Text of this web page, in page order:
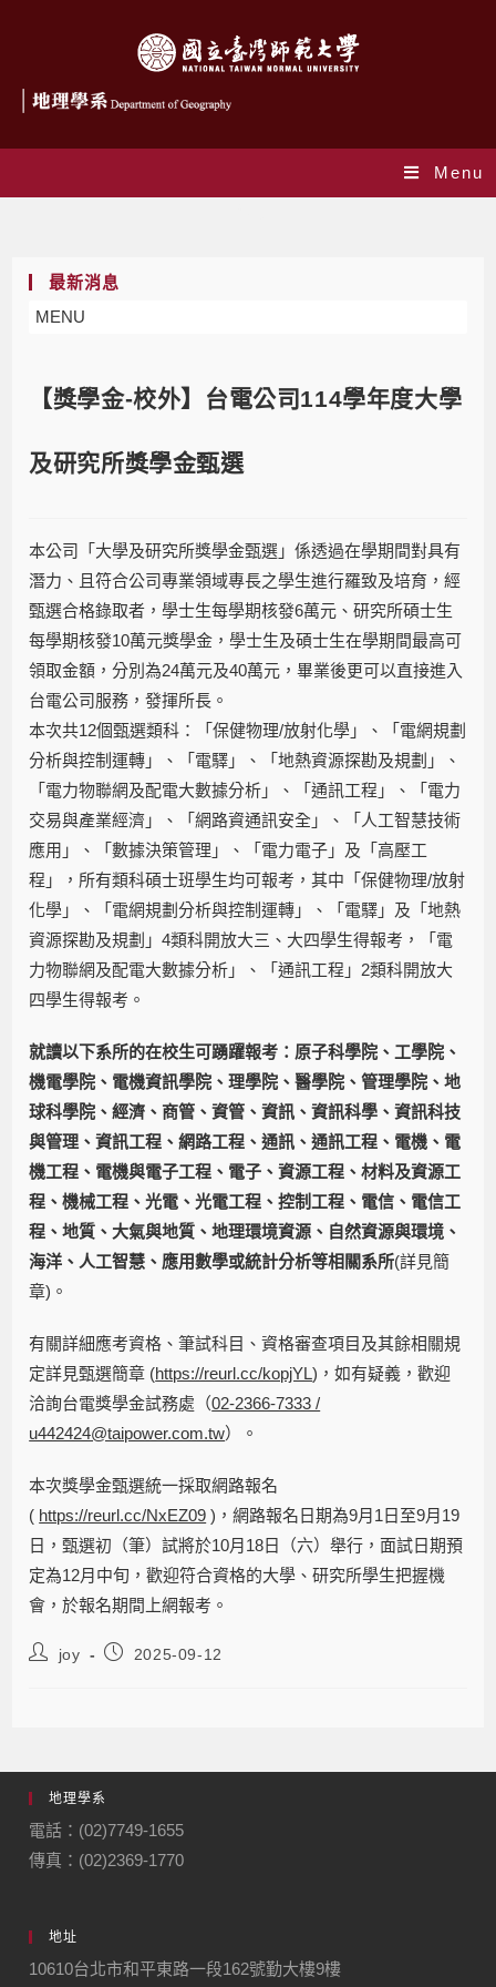
Menu
最新消息
MENU
【獎學金-校外】台電公司114學年度大學
及研究所獎學金甄選
本公司「大學及研究所獎學金甄選」係透過在學期間對具有
潛力、且符合公司專業領域專長之學生進行羅致及培育，經
甄選合格錄取者，學士生每學期核發6萬元、研究所碩士生
每學期核發10萬元獎學金，學士生及碩士生在學期間最高可
領取金額，分別為24萬元及40萬元，畢業後更可以直接進入
台電公司服務，發揮所長。
本次共12個甄選類科：「保健物理/放射化學」、「電網規劃
分析與控制運轉」、「電驛」、「地熱資源探勘及規劃」、
「電力物聯網及配電大數據分析」、「通訊工程」、「電力
交易與產業經濟」、「網路資通訊安全」、「人工智慧技術
應用」、「數據決策管理」、「電力電子」及「高壓工
程」，所有類科碩士班學生均可報考，其中「保健物理/放射
化學」、「電網規劃分析與控制運轉」、「電驛」及「地熱
資源探勘及規劃」4類科開放大三、大四學生得報考，「電
力物聯網及配電大數據分析」、「通訊工程」2類科開放大
四學生得報考。
就讀以下系所的在校生可踴躍報考：原子科學院、工學院、
機電學院、電機資訊學院、理學院、醫學院、管理學院、地
球科學院、經濟、商管、資管、資訊、資訊科學、資訊科技
與管理、資訊工程、網路工程、通訊、通訊工程、電機、電
機工程、電機與電子工程、電子、資源工程、材料及資源工
程、機械工程、光電、光電工程、控制工程、電信、電信工
程、地質、大氣與地質、地理環境資源、自然資源與環境、
海洋、人工智慧、應用數學或統計分析等相關系所(詳見簡
章)。
有關詳細應考資格、筆試科目、資格審查項目及其餘相關規
定詳見甄選簡章 (https://reurl.cc/kopjYL)，如有疑義，歡迎
洽詢台電獎學金試務處（02-2366-7333 /
u442424@taipower.com.tw）。
本次獎學金甄選統一採取網路報名
( https://reurl.cc/NxEZ09 )，網路報名日期為9月1日至9月19
日，甄選初（筆）試將於10月18日（六）舉行，面試日期預
定為12月中旬，歡迎符合資格的大學、研究所學生把握機
會，於報名期間上網報考。
joy 2025-09-12
地理學系
電話：(02)7749-1655
傳真：(02)2369-1770
地址
10610台北市和平東路一段162號勤大樓9樓